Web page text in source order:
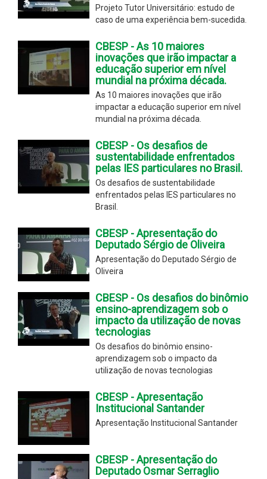
Projeto Tutor Universitário: estudo de
caso de uma experiência bem-sucedida.
CBESP - As 10 maiores
inovações que irão impactar a
educação superior em nível
mundial na próxima década.
As 10 maiores inovações que irão
impactar a educação superior em nível
mundial na próxima década.
CBESP - Os desafios de
sustentabilidade enfrentados
pelas IES particulares no Brasil.
Os desafios de sustentabilidade
enfrentados pelas IES particulares no
Brasil.
CBESP - Apresentação do
Deputado Sérgio de Oliveira
Apresentação do Deputado Sérgio de
Oliveira
CBESP - Os desafios do binômio
ensino-aprendizagem sob o
impacto da utilização de novas
tecnologias
Os desafios do binômio ensino-
aprendizagem sob o impacto da
utilização de novas tecnologias
CBESP - Apresentação
Institucional Santander
Apresentação Institucional Santander
CBESP - Apresentação do
Deputado Osmar Serraglio